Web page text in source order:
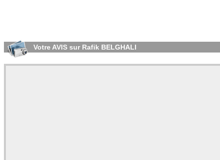
Votre AVIS sur Rafik BELGHALI